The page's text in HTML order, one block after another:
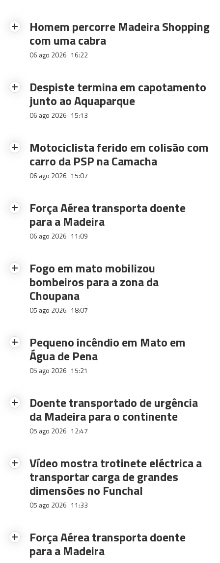
Homem percorre Madeira Shopping
com uma cabra
06 ago 2026 16:22
Despiste termina em capotamento
junto ao Aquaparque
06 ago 2026 15:13
Motociclista ferido em colisão com
carro da PSP na Camacha
06 ago 2026 15:07
Força Aérea transporta doente
para a Madeira
06 ago 2026 11:09
Fogo em mato mobilizou
bombeiros para a zona da
Choupana
05 ago 2026 18:07
Pequeno incêndio em Mato em
Água de Pena
05 ago 2026 15:21
Doente transportado de urgência
da Madeira para o continente
05 ago 2026 12:47
Vídeo mostra trotinete eléctrica a
transportar carga de grandes
dimensões no Funchal
05 ago 2026 11:33
Força Aérea transporta doente
para a Madeira